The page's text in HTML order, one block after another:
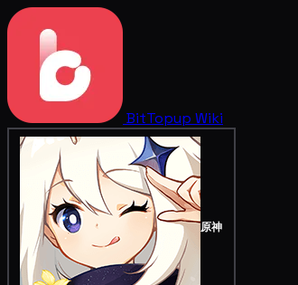
BitTopup Wiki
原神